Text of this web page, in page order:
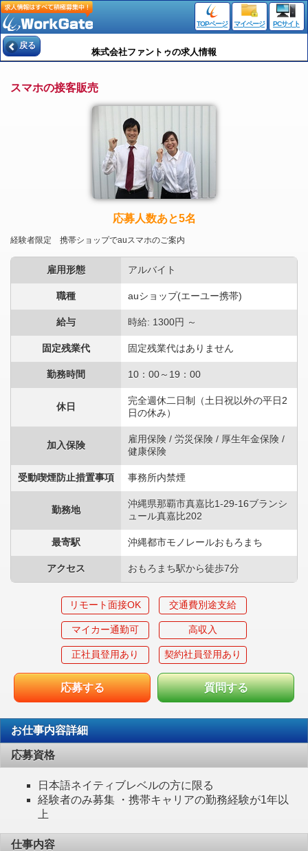
TOPページ マイページ PCサイト
戻る
株式会社ファントゥの求人情報
スマホの接客販売
応募人数あと5名
経験者限定 携帯ショップでauスマホのご案内
雇用形態 アルバイト
職種 auショップ(エーユー携帯)
給与 時給: 1300円 ～
固定残業代 固定残業代はありません
勤務時間 10：00～19：00
休日
完全週休二日制（土日祝以外の平日2
日の休み）
加入保険
雇用保険 / 労災保険 / 厚生年金保険 /
健康保険
受動喫煙防止措置事項 事務所内禁煙
勤務地
沖縄県那覇市真嘉比1-29-16ブランシ
ュール真嘉比202
最寄駅 沖縄都市モノレールおもろまち
アクセス おもろまち駅から徒歩7分
リモート面接OK 交通費別途支給
マイカー通勤可 高収入
正社員登用あり 契約社員登用あり
応募する 質問する
お仕事内容詳細
応募資格
日本語ネイティブレベルの方に限る
経験者のみ募集 ・携帯キャリアの勤務経験が1年以
上
仕事内容